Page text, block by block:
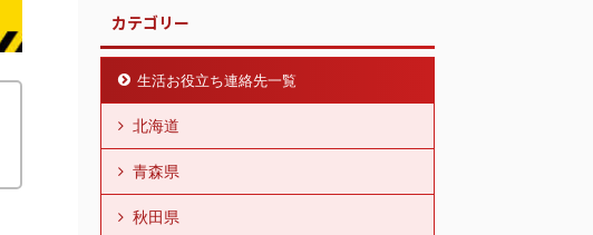
カテゴリー
生活お役立ち連絡先一覧
北海道
青森県
秋田県